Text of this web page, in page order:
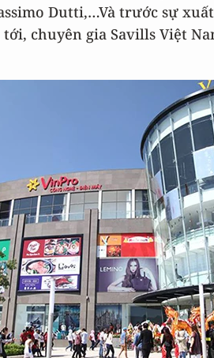
Dutti,…Và trước sự
chuyên gia Savills Việt